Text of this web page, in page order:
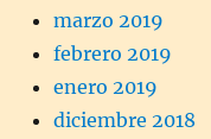
marzo 2019
febrero 2019
enero 2019
diciembre 2018